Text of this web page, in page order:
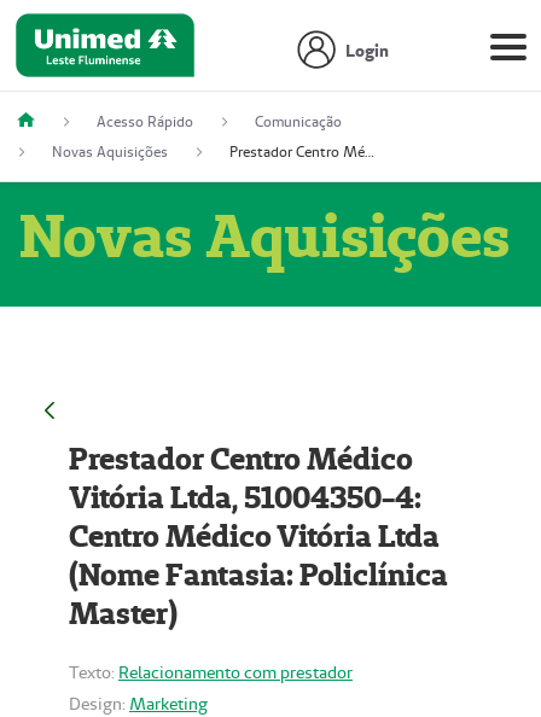
Login
Acesso Rápido
Comunicação
Novas Aquisições
Prestador Centro Médico Vitória Ltda, 51004350-4: Centro Médico Vitória Ltda (Nome Fantasia: Policlínica Master)
Novas Aquisições
Prestador Centro Médico
Vitória Ltda, 51004350-4:
Centro Médico Vitória Ltda
(Nome Fantasia: Policlínica
Master)
Texto: Relacionamento com prestador
Design: Marketing